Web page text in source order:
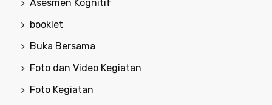
Asesmen Kognitif
booklet
Buka Bersama
Foto dan Video Kegiatan
Foto Kegiatan